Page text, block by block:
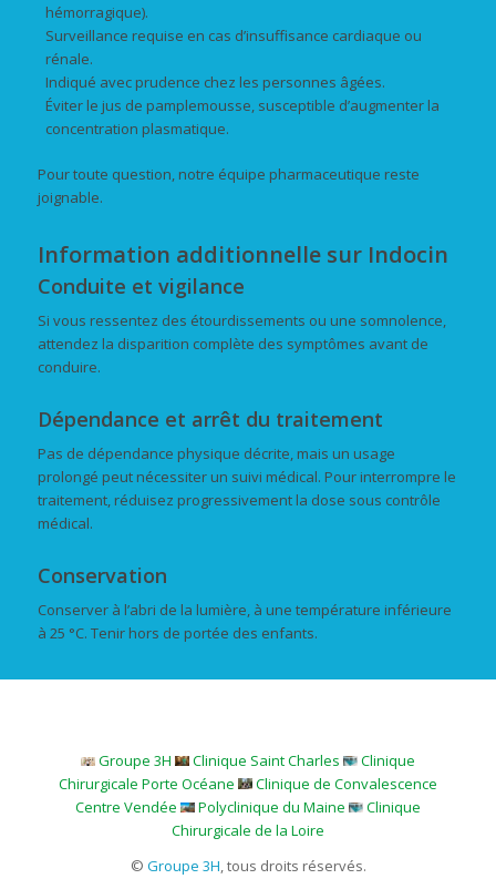
hémorragique).
Surveillance requise en cas d’insuffisance cardiaque ou
rénale.
Indiqué avec prudence chez les personnes âgées.
Éviter le jus de pamplemousse, susceptible d’augmenter la
concentration plasmatique.
Pour toute question, notre équipe pharmaceutique reste
joignable.
Information additionnelle sur Indocin
Conduite et vigilance
Si vous ressentez des étourdissements ou une somnolence,
attendez la disparition complète des symptômes avant de
conduire.
Dépendance et arrêt du traitement
Pas de dépendance physique décrite, mais un usage
prolongé peut nécessiter un suivi médical. Pour interrompre le
traitement, réduisez progressivement la dose sous contrôle
médical.
Conservation
Conserver à l’abri de la lumière, à une température inférieure
à 25 °C. Tenir hors de portée des enfants.
Groupe 3H Clinique Saint Charles
Clinique
Chirurgicale Porte Océane
Clinique de Convalescence
Centre Vendée
Polyclinique du Maine
Clinique
Chirurgicale de la Loire
© Groupe 3H, tous droits réservés.